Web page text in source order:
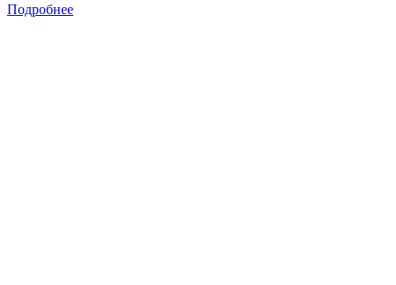
Подробнее